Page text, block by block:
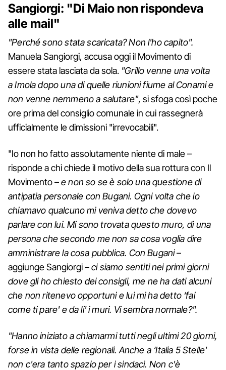
Sangiorgi: "Di Maio non rispondeva
alle mail"
"Perché sono stata scaricata? Non l'ho capito".
Manuela Sangiorgi, accusa oggi il Movimento di
essere stata lasciata da sola. "Grillo venne una volta
a Imola dopo una di quelle riunioni fiume al Conami e
non venne nemmeno a salutare", si sfoga così poche
ore prima del consiglio comunale in cui rassegnerà
ufficialmente le dimissioni "irrevocabili".
"Io non ho fatto assolutamente niente di male –
risponde a chi chiede il motivo della sua rottura con Il
Movimento –e non so se è solo una questione di
antipatia personale con Bugani. Ogni volta che io
chiamavo qualcuno mi veniva detto che dovevo
parlare con lui. Mi sono trovata questo muro, di una
persona che secondo me non sa cosa voglia dire
amministrare la cosa pubblica. Con Bugani–
aggiunge Sangiorgi –ci siamo sentiti nei primi giorni
dove gli ho chiesto dei consigli, me ne ha dati alcuni
che non ritenevo opportuni e lui mi ha detto ‘fai
come ti pare' e da li' i muri. Vi sembra normale?".
"Hanno iniziato a chiamarmi tutti negli ultimi 20 giorni,
forse in vista delle regionali. Anche a ‘Italia 5 Stelle'
non c'era tanto spazio per i sindaci. Non c'è